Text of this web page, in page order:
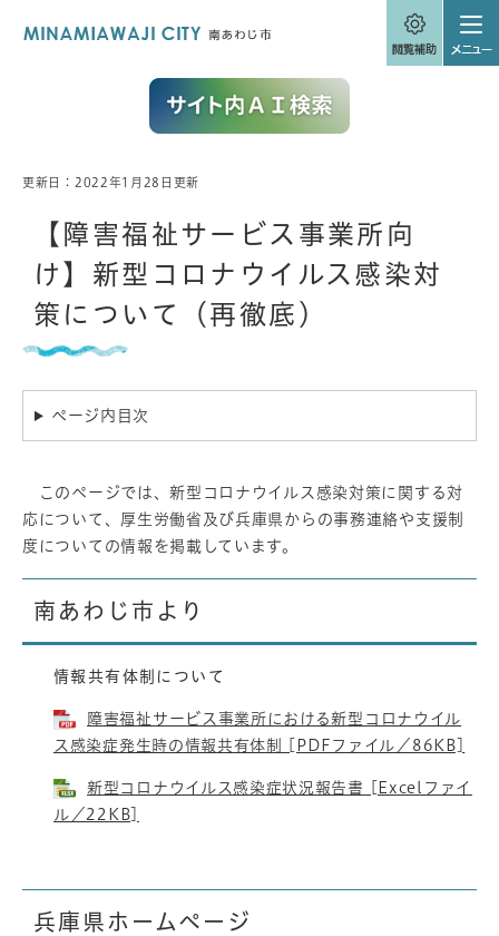
本
更新日：2022年1月28日更新
【障害福祉サービス事業所向
け】新型コロナウイルス感染対
策について（再徹底）
ページ内目次
このページでは、新型コロナウイルス感染対策に関する対
応について、厚生労働省及び兵庫県からの事務連絡や支援制
度についての情報を掲載しています。
南あわじ市より
情報共有体制について
障害福祉サービス事業所における新型コロナウイル
ス感染症発生時の情報共有体制 [PDFファイル／86KB]
新型コロナウイルス感染症状況報告書 [Excelファイ
ル／22KB]
兵庫県ホームページ